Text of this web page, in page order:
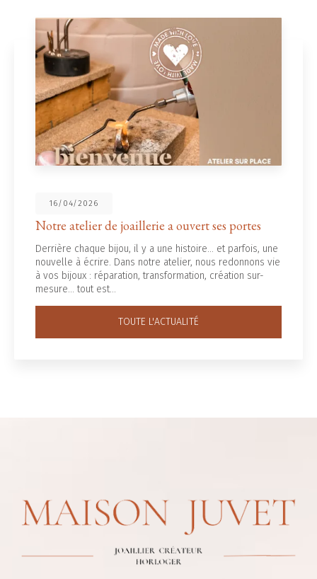
atelier de joaillerie a ouvert ses portes
chaque bijou, il y a une histoire... et parfois, une
à écrire. Dans notre atelier, nous redonnons vie
bijoux : réparation, transformation, création sur-
tout est…
TOUTE L'ACTUALITÉ